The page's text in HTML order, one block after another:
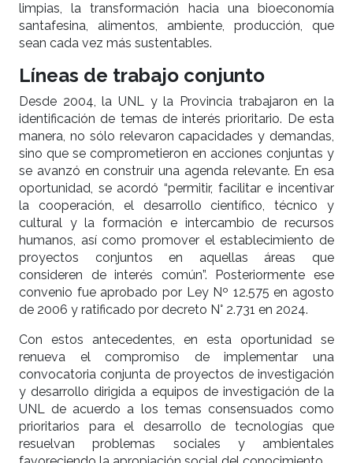
limpias, la transformación hacia una bioeconomía
santafesina, alimentos, ambiente, producción, que
sean cada vez más sustentables.
Líneas de trabajo conjunto
Desde 2004, la UNL y la Provincia trabajaron en la
identificación de temas de interés prioritario. De esta
manera, no sólo relevaron capacidades y demandas,
sino que se comprometieron en acciones conjuntas y
se avanzó en construir una agenda relevante. En esa
oportunidad, se acordó “permitir, facilitar e incentivar
la cooperación, el desarrollo científico, técnico y
cultural y la formación e intercambio de recursos
humanos, así como promover el establecimiento de
proyectos conjuntos en aquellas áreas que
consideren de interés común”. Posteriormente ese
convenio fue aprobado por Ley Nº 12.575 en agosto
de 2006 y ratificado por decreto N° 2.731 en 2024.
Con estos antecedentes, en esta oportunidad se
renueva el compromiso de implementar una
convocatoria conjunta de proyectos de investigación
y desarrollo dirigida a equipos de investigación de la
UNL de acuerdo a los temas consensuados como
prioritarios para el desarrollo de tecnologías que
resuelvan problemas sociales y ambientales